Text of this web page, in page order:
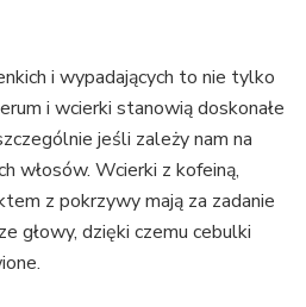
i wypadających to nie tylko
i wcierki stanowią doskonałe
jeśli zależy nam na
włosów. Wcierki z kofeiną,
z pokrzywy mają za zadanie
głowy, dzięki czemu cebulki